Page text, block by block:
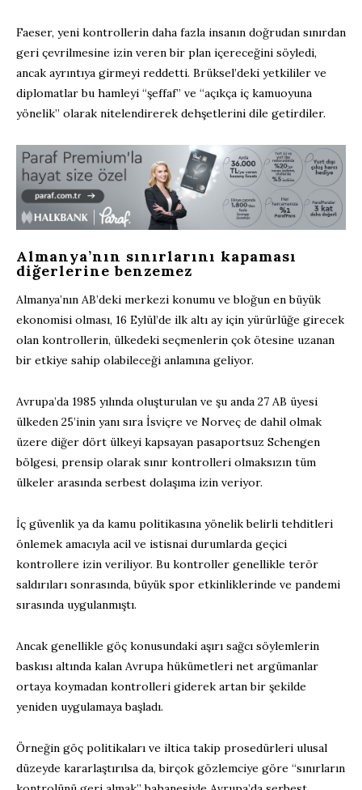
Faeser, yeni kontrollerin daha fazla insanın doğrudan sınırdan
geri çevrilmesine izin veren bir plan içereceğini söyledi,
ancak ayrıntıya girmeyi reddetti. Brüksel’deki yetkililer ve
diplomatlar bu hamleyi “şeffaf” ve “açıkça iç kamuoyuna
yönelik” olarak nitelendirerek dehşetlerini dile getirdiler.
Almanya’nın sınırlarını kapaması
diğerlerine benzemez
Almanya’nın AB’deki merkezi konumu ve bloğun en büyük
ekonomisi olması, 16 Eylül’de ilk altı ay için yürürlüğe girecek
olan kontrollerin, ülkedeki seçmenlerin çok ötesine uzanan
bir etkiye sahip olabileceği anlamına geliyor.
Avrupa’da 1985 yılında oluşturulan ve şu anda 27 AB üyesi
ülkeden 25’inin yanı sıra İsviçre ve Norveç de dahil olmak
üzere diğer dört ülkeyi kapsayan pasaportsuz Schengen
bölgesi, prensip olarak sınır kontrolleri olmaksızın tüm
ülkeler arasında serbest dolaşıma izin veriyor.
İç güvenlik ya da kamu politikasına yönelik belirli tehditleri
önlemek amacıyla acil ve istisnai durumlarda geçici
kontrollere izin veriliyor. Bu kontroller genellikle terör
saldırıları sonrasında, büyük spor etkinliklerinde ve pandemi
sırasında uygulanmıştı.
Ancak genellikle göç konusundaki aşırı sağcı söylemlerin
baskısı altında kalan Avrupa hükümetleri net argümanlar
ortaya koymadan kontrolleri giderek artan bir şekilde
yeniden uygulamaya başladı.
Örneğin göç politikaları ve iltica takip prosedürleri ulusal
düzeyde kararlaştırılsa da, birçok gözlemciye göre “sınırların